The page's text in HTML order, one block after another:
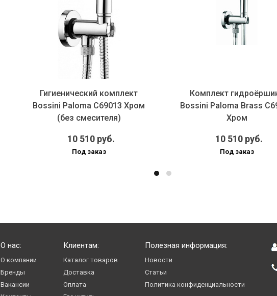
Гигиенический комплект
Bossini Paloma C69013 Хром
(без смесителя)
10 510 руб.
Под заказ
Комплект
Bossini Paloma Brass
Хром
10 510 руб.
Под заказ
О нас:
О компании
Бренды
Вакансии
Клиентам:
Каталог товаров
Доставка
Оплата
Полезная информация:
Новости
Статьи
Политика конфиденциальности